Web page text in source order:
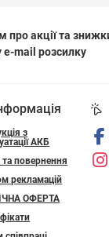
про акції та
e-mail розсилку
з
АКБ
повернення
рекламацій
ОФЕРТА